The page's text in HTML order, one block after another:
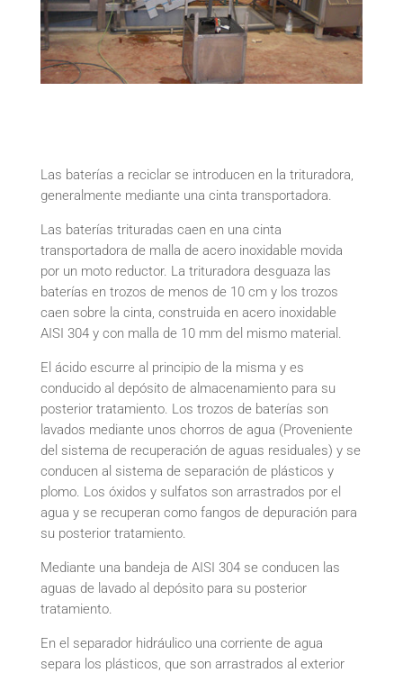
Las baterías a reciclar se introducen en la trituradora,
generalmente mediante una cinta transportadora.
Las baterías trituradas caen en una cinta
transportadora de malla de acero inoxidable movida
por un moto reductor. La trituradora desguaza las
baterías en trozos de menos de 10 cm y los trozos
caen sobre la cinta, construida en acero inoxidable
AISI 304 y con malla de 10 mm del mismo material.
El ácido escurre al principio de la misma y es
conducido al depósito de almacenamiento para su
posterior tratamiento. Los trozos de baterías son
lavados mediante unos chorros de agua (Proveniente
del sistema de recuperación de aguas residuales) y se
conducen al sistema de separación de plásticos y
plomo. Los óxidos y sulfatos son arrastrados por el
agua y se recuperan como fangos de depuración para
su posterior tratamiento.
Mediante una bandeja de AISI 304 se conducen las
aguas de lavado al depósito para su posterior
tratamiento.
En el separador hidráulico una corriente de agua
separa los plásticos, que son arrastrados al exterior